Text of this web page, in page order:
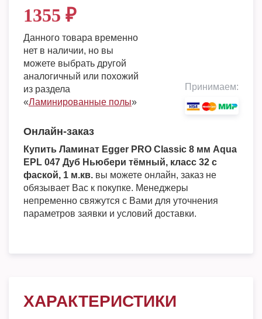
1355 ₽
Данного товара временно
нет в наличии, но вы
можете выбрать другой
аналогичный или похожий
из раздела
«Ламинированные полы»
Принимаем:
Онлайн-заказ
Купить Ламинат Egger PRO Classic 8 мм Aqua
EPL 047 Дуб Ньюбери тёмный, класс 32 с
фаской, 1 м.кв. вы можете онлайн, заказ не
обязывает Вас к покупке. Менеджеры
непременно свяжутся с Вами для уточнения
параметров заявки и условий доставки.
ХАРАКТЕРИСТИКИ